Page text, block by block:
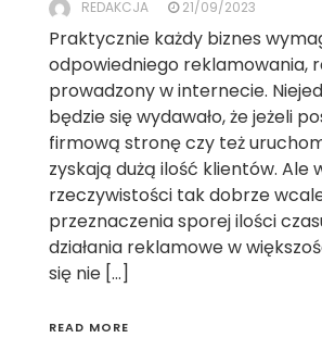
REDAKCJA 21/09/2023
Praktycznie każdy biznes
odpowiedniego reklamowania,
prowadzony w internecie.
będzie się wydawało, że jeżeli
firmową stronę czy też
zyskają dużą ilość klientów. Ale
rzeczywistości tak dobrze
przeznaczenia sporej ilości
działania reklamowe w
się nie […]
READ MORE